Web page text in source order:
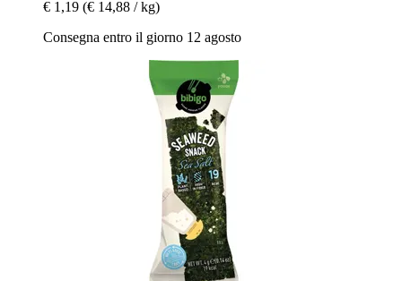
€ 1,19 (€ 14,88 / kg)
Consegna entro il giorno 12 agosto